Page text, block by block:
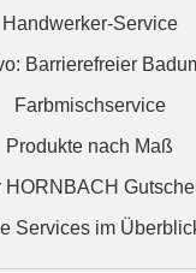
Handwerker-Service
Barrierefreier
Farbmischservice
Produkte nach Maß
HORNBACH
Services im